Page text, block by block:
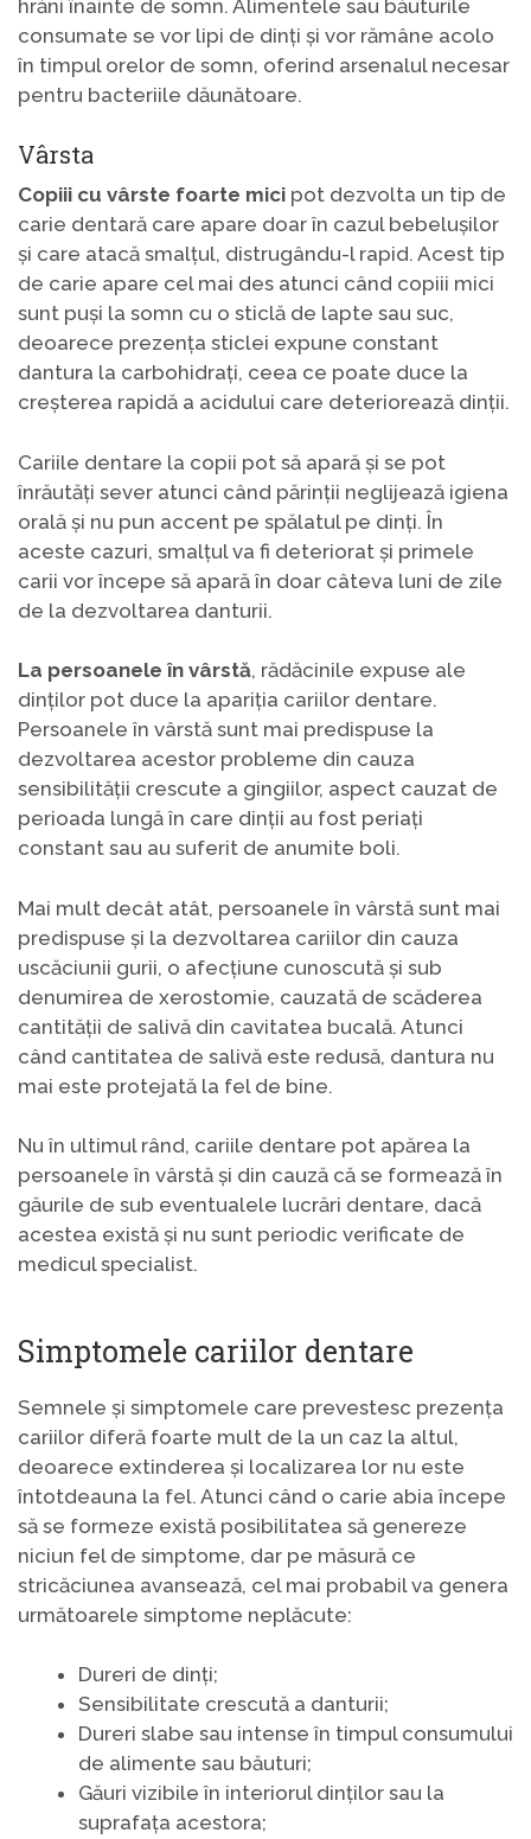
hrăni înainte de somn. Alimentele sau băuturile
consumate se vor lipi de dinți și vor rămâne acolo
în timpul orelor de somn, oferind arsenalul necesar
pentru bacteriile dăunătoare.
Vârsta
Copiii cu vârste foarte mici pot dezvolta un tip de
carie dentară care apare doar în cazul bebelușilor
și care atacă smalțul, distrugându-l rapid. Acest tip
de carie apare cel mai des atunci când copiii mici
sunt puși la somn cu o sticlă de lapte sau suc,
deoarece prezența sticlei expune constant
dantura la carbohidrați, ceea ce poate duce la
creșterea rapidă a acidului care deteriorează dinții.
Cariile dentare la copii pot să apară și se pot
înrăutăți sever atunci când părinții neglijează igiena
orală și nu pun accent pe spălatul pe dinți. În
aceste cazuri, smalțul va fi deteriorat și primele
carii vor începe să apară în doar câteva luni de zile
de la dezvoltarea danturii.
La persoanele în vârstă, rădăcinile expuse ale
dinților pot duce la apariția cariilor dentare.
Persoanele în vârstă sunt mai predispuse la
dezvoltarea acestor probleme din cauza
sensibilității crescute a gingiilor, aspect cauzat de
perioada lungă în care dinții au fost periați
constant sau au suferit de anumite boli.
Mai mult decât atât, persoanele în vârstă sunt mai
predispuse și la dezvoltarea cariilor din cauza
uscăciunii gurii, o afecțiune cunoscută și sub
denumirea de xerostomie, cauzată de scăderea
cantității de salivă din cavitatea bucală. Atunci
când cantitatea de salivă este redusă, dantura nu
mai este protejată la fel de bine.
Nu în ultimul rând, cariile dentare pot apărea la
persoanele în vârstă și din cauză că se formează în
găurile de sub eventualele lucrări dentare, dacă
acestea există și nu sunt periodic verificate de
medicul specialist.
Simptomele cariilor dentare
Semnele și simptomele care prevestesc prezența
cariilor diferă foarte mult de la un caz la altul,
deoarece extinderea și localizarea lor nu este
întotdeauna la fel. Atunci când o carie abia începe
să se formeze există posibilitatea să genereze
niciun fel de simptome, dar pe măsură ce
stricăciunea avansează, cel mai probabil va genera
următoarele simptome neplăcute:
Dureri de dinți;
Sensibilitate crescută a danturii;
Dureri slabe sau intense în timpul consumului
de alimente sau băuturi;
Găuri vizibile în interiorul dinților sau la
suprafața acestora;